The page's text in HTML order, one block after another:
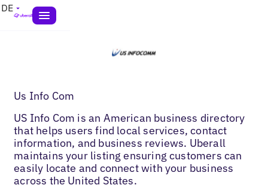
DE
Us Info Com
US Info Com is an American business directory
that helps users find local services, contact
information, and business reviews. Uberall
maintains your listing ensuring customers can
easily locate and connect with your business
across the United States.